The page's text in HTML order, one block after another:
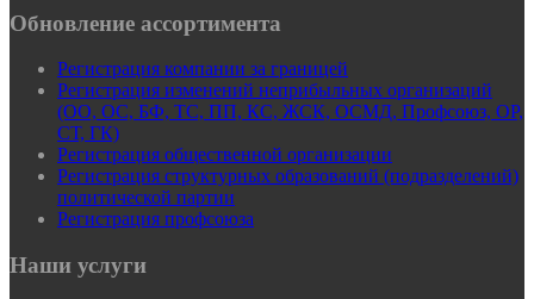
Обновление ассортимента
Регистрация компании за границей
Регистрация изменений неприбыльных организаций
(ОО, ОС, БФ, ТС, ПП, КС, ЖСК, ОСМД, Профсоюз, ОР,
СТ, ГК)
Регистрация общественной организации
Регистрация структурных образований (подразделений)
политической партии
Регистрация профсоюза
Наши услуги